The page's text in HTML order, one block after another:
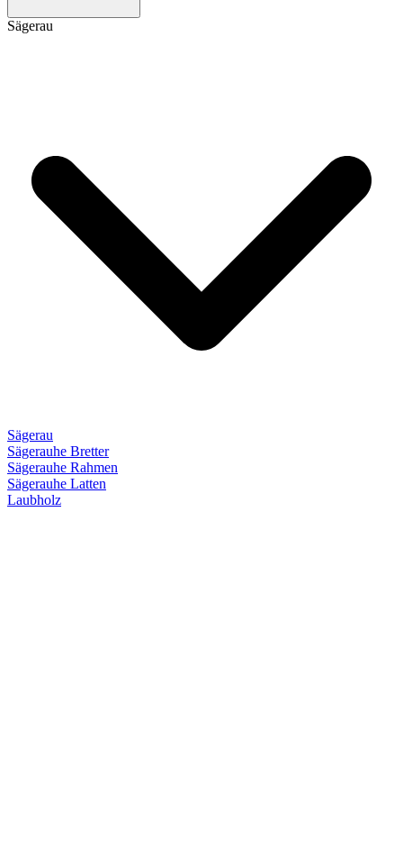
Sägerau
Sägerau
Sägerauhe Bretter
Sägerauhe Rahmen
Sägerauhe Latten
Laubholz